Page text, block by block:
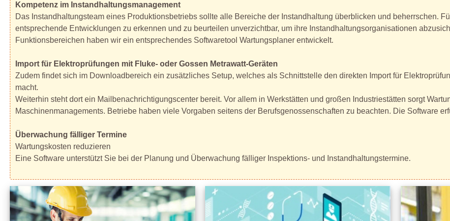
Kompetenz im Instandhaltungsmanagement
Das Instandhaltungsteam eines Produktionsbetriebs sollte alle Bereiche der Instandhaltung überblicken und beherrschen.
entsprechende Entwicklungen zu erkennen und zu beurteilen unverzichtbar, um ihre Instandhaltungsorganisationen
Funktionsbereichen haben wir ein entsprechendes Softwaretool Wartungsplaner entwickelt.
Import für Elektroprüfungen mit Fluke- oder Gossen Metrawatt-Geräten
Zudem findet sich im Downloadbereich ein zusätzliches Setup, welches als Schnittstelle den direkten Import für
macht.
Weiterhin steht dort ein Mailbenachrichtigungscenter bereit. Vor allem in Werkstätten und großen Industriestätten sorgt
Maschinenmanagements. Betriebe haben viele Vorgaben seitens der Berufsgenossenschaften zu beachten. Die Software
Überwachung fälliger Termine
Wartungskosten reduzieren
Eine Software unterstützt Sie bei der Planung und Überwachung fälliger Inspektions- und Instandhaltungstermine.